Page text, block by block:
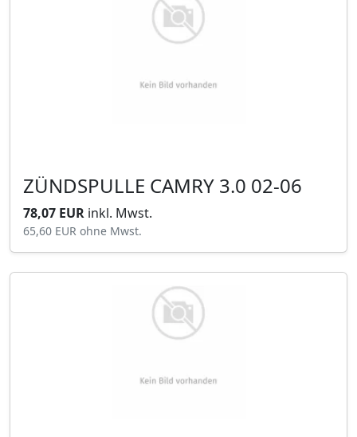
ZÜNDSPULLE CAMRY 3.0 02-06
78,07 EUR inkl. Mwst.
65,60 EUR ohne Mwst.